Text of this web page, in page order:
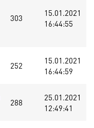
303
15.01.2021
16:44:55
252
15.01.2021
16:44:59
288
25.01.2021
12:49:41